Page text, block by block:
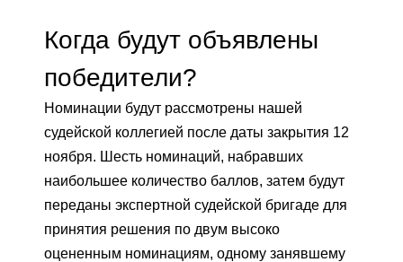
Когда будут объявлены
победители?
Номинации будут рассмотрены нашей
судейской коллегией после даты закрытия 12
ноября. Шесть номинаций, набравших
наибольшее количество баллов, затем будут
переданы экспертной судейской бригаде для
принятия решения по двум высоко
оцененным номинациям, одному занявшему